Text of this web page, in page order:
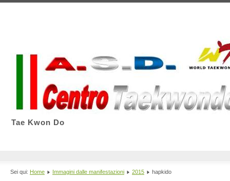
Tae Kwon Do
Sei qui: Home Immagini dalle manifestazioni 2015 hapkido